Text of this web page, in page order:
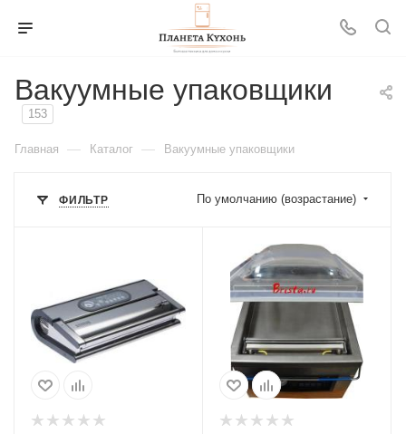
Вакуумные упаковщики
153
Главная — Каталог — Вакуумные упаковщики
ФИЛЬТР По умолчанию (возрастание)